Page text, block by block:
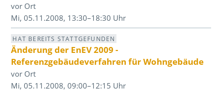
vor Ort
Mi, 05.11.2008, 13:30–18:30 Uhr
HAT BEREITS STATTGEFUNDEN
Änderung der EnEV 2009 -
Referenzgebäudeverfahren für Wohngebäude
vor Ort
Mi, 05.11.2008, 09:00–12:15 Uhr